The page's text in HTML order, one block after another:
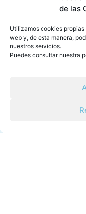
de las
Utilizamos cookies
web y, de esta manera,
nuestros servicios.
Puedes consultar nuestra
actúe, más fácil
Teléfono: 601
Correo